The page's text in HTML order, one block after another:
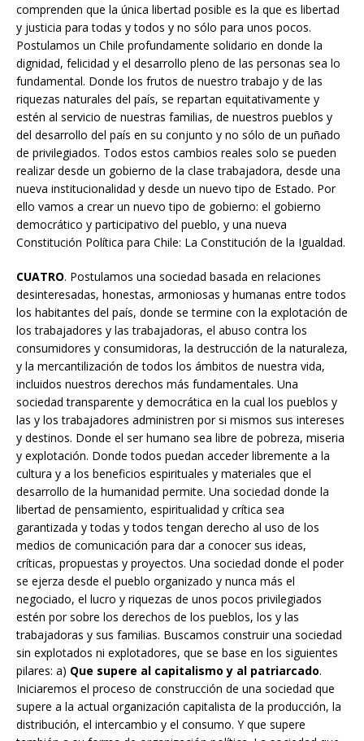
comprenden que la única libertad posible es la que es libertad
y justicia para todas y todos y no sólo para unos pocos.
Postulamos un Chile profundamente solidario en donde la
dignidad, felicidad y el desarrollo pleno de las personas sea lo
fundamental. Donde los frutos de nuestro trabajo y de las
riquezas naturales del país, se repartan equitativamente y
estén al servicio de nuestras familias, de nuestros pueblos y
del desarrollo del país en su conjunto y no sólo de un puñado
de privilegiados. Todos estos cambios reales solo se pueden
realizar desde un gobierno de la clase trabajadora, desde una
nueva institucionalidad y desde un nuevo tipo de Estado. Por
ello vamos a crear un nuevo tipo de gobierno: el gobierno
democrático y participativo del pueblo, y una nueva
Constitución Política para Chile: La Constitución de la Igualdad.
CUATRO. Postulamos una sociedad basada en relaciones
desinteresadas, honestas, armoniosas y humanas entre todos
los habitantes del país, donde se termine con la explotación de
los trabajadores y las trabajadoras, el abuso contra los
consumidores y consumidoras, la destrucción de la naturaleza,
y la mercantilización de todos los ámbitos de nuestra vida,
incluidos nuestros derechos más fundamentales. Una
sociedad transparente y democrática en la cual los pueblos y
las y los trabajadores administren por si mismos sus intereses
y destinos. Donde el ser humano sea libre de pobreza, miseria
y explotación. Donde todos puedan acceder libremente a la
cultura y a los beneficios espirituales y materiales que el
desarrollo de la humanidad permite. Una sociedad donde la
libertad de pensamiento, espiritualidad y crítica sea
garantizada y todas y todos tengan derecho al uso de los
medios de comunicación para dar a conocer sus ideas,
críticas, propuestas y proyectos. Una sociedad donde el poder
se ejerza desde el pueblo organizado y nunca más el
negociado, el lucro y riquezas de unos pocos privilegiados
estén por sobre los derechos de los pueblos, los y las
trabajadoras y sus familias. Buscamos construir una sociedad
sin explotados ni explotadores, que se base en los siguientes
pilares: a) Que supere al capitalismo y al patriarcado.
Iniciaremos el proceso de construcción de una sociedad que
supere a la actual organización capitalista de la producción, la
distribución, el intercambio y el consumo. Y que supere